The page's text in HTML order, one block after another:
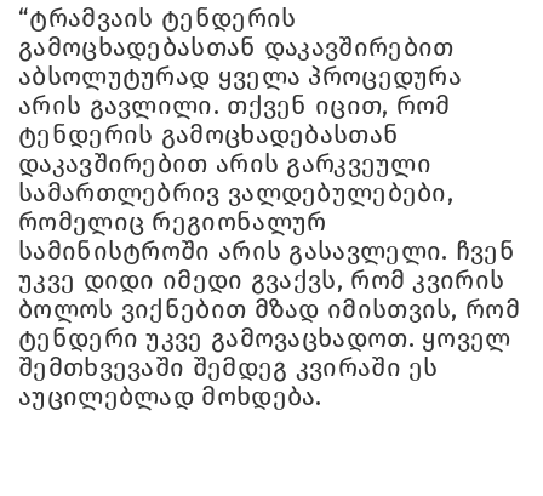
“ტრამვაის ტენდერის
გამოცხადებასთან დაკავშირებით
აბსოლუტურად ყველა პროცედურა
არის გავლილი. თქვენ იცით, რომ
ტენდერის გამოცხადებასთან
დაკავშირებით არის გარკვეული
სამართლებრივ ვალდებულებები,
რომელიც რეგიონალურ
სამინისტროში არის გასავლელი. ჩვენ
უკვე დიდი იმედი გვაქვს, რომ კვირის
ბოლოს ვიქნებით მზად იმისთვის, რომ
ტენდერი უკვე გამოვაცხადოთ. ყოველ
შემთხვევაში შემდეგ კვირაში ეს
აუცილებლად მოხდება.